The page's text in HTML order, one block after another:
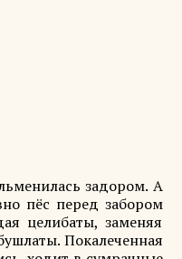
задором. А
пёс перед забором
целибаты, заменяя
Покалеченная